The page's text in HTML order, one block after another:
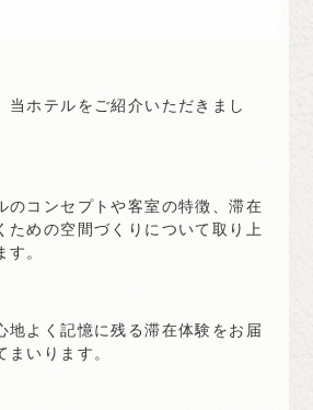
当ホテルをご紹介いただきまし
のコンセプトや客室の特徴、滞在
ための空間づくりについて取り上
。
地よく記憶に残る滞在体験をお届
まいります。